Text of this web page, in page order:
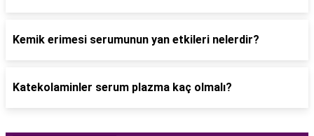
Kemik erimesi serumunun yan etkileri nelerdir?
Katekolaminler serum plazma kaç olmalı?